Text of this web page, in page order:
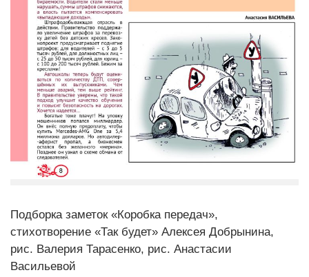
Подборка заметок «Коробка передач»,
стихотворение «Так будет» Алексея Добрынина,
рис. Валерия Тарасенко, рис. Анастасии
Васильевой